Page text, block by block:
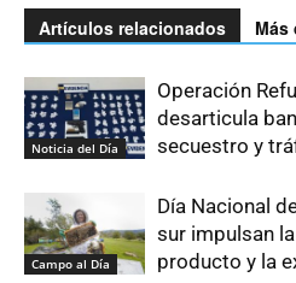
Artículos relacionados Más
Noticia del Día
Operación
desarticula
secuestro y
Campo al Día
Día Nacional
sur impulsan
producto y la